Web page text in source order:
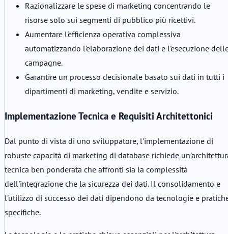
Razionalizzare le spese di marketing concentrando le
risorse solo sui segmenti di pubblico più ricettivi.
Aumentare l'efficienza operativa complessiva
automatizzando l'elaborazione dei dati e l'esecuzione
campagne.
Garantire un processo decisionale basato sui dati in tutti i
dipartimenti di marketing, vendite e servizio.
Implementazione Tecnica e Requisiti Architettonici
Dal punto di vista di uno sviluppatore, l'implementazione di
robuste capacità di marketing di database richiede
tecnica ben ponderata che affronti sia la complessità
dell'integrazione che la sicurezza dei dati. Il consolidamento e
l'utilizzo di successo dei dati dipendono da tecnologie e
specifiche.